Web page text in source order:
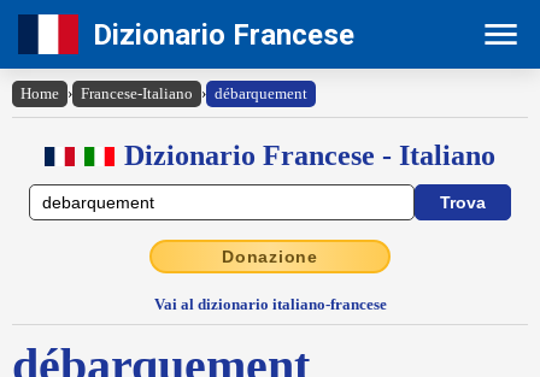
Dizionario Francese
Home › Francese-Italiano › débarquement
Dizionario Francese - Italiano
Donazione
Vai al dizionario italiano-francese
débarquement